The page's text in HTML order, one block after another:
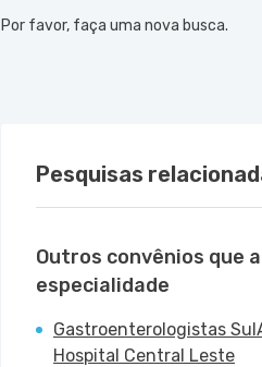
Por favor, faça uma nova busca.
Pesquisas
Outros convênios que
especialidade
Gastroenterologistas
Hospital Central Leste